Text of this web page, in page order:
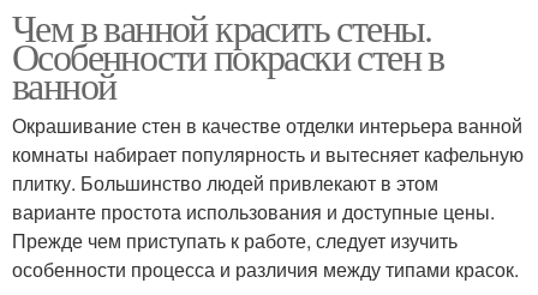
Чем в ванной красить стены.
Особенности покраски стен в
ванной
Окрашивание стен в качестве отделки интерьера ванной
комнаты набирает популярность и вытесняет кафельную
плитку. Большинство людей привлекают в этом
варианте простота использования и доступные цены.
Прежде чем приступать к работе, следует изучить
особенности процесса и различия между типами красок.